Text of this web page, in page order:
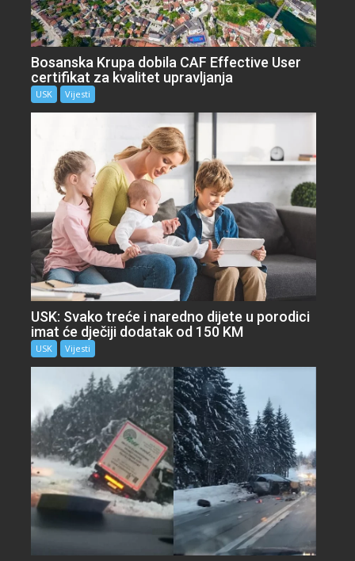
Bosanska Krupa dobila CAF Effective User
certifikat za kvalitet upravljanja
USK Vijesti
USK: Svako treće i naredno dijete u porodici
imat će dječiji dodatak od 150 KM
USK Vijesti